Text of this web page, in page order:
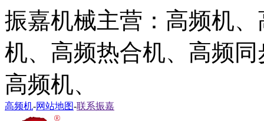
振嘉机械主营：高频机
机、高频热合机、高频
高频机、
高频机-网站地图-联系振嘉